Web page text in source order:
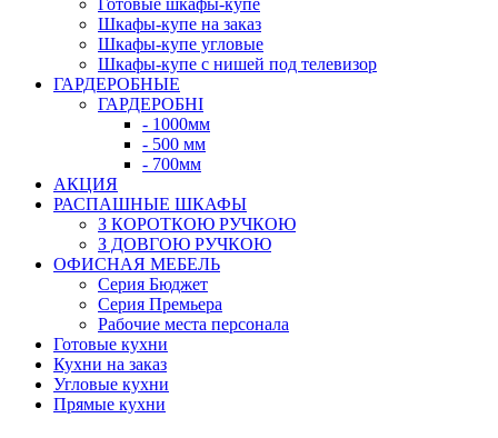
Готовые шкафы-купе
Шкафы-купе на заказ
Шкафы-купе угловые
Шкафы-купе с нишей под телевизор
ГАРДЕРОБНЫЕ
ГАРДЕРОБНІ
- 1000мм
- 500 мм
- 700мм
АКЦИЯ
РАСПАШНЫЕ ШКАФЫ
З КОРОТКОЮ РУЧКОЮ
З ДОВГОЮ РУЧКОЮ
ОФИСНАЯ МЕБЕЛЬ
Серия Бюджет
Серия Премьера
Рабочие места персонала
Готовые кухни
Кухни на заказ
Угловые кухни
Прямые кухни